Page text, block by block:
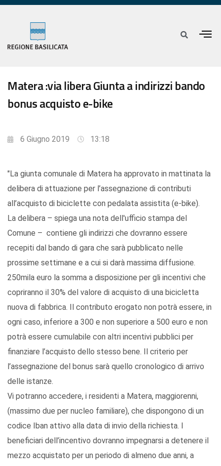
Matera :via libera Giunta a indirizzi bando
bonus acquisto e-bike
6 Giugno 2019 13:18
"La giunta comunale di Matera ha approvato in mattinata la
delibera di attuazione per l’assegnazione di contributi
all’acquisto di biciclette con pedalata assistita (e-bike).
La delibera – spiega una nota dell'ufficio stampa del
Comune – contiene gli indirizzi che dovranno essere
recepiti dal bando di gara che sarà pubblicato nelle
prossime settimane e a cui si darà massima diffusione.
250mila euro la somma a disposizione per gli incentivi che
copriranno il 30% del valore di acquisto di una bicicletta
nuova di fabbrica. Il contributo erogato non potrà essere, in
ogni caso, inferiore a 300 e non superiore a 500 euro e non
potrà essere cumulabile con altri incentivi pubblici per
finanziare l’acquisto dello stesso bene. Il criterio per
l’assegnazione del bonus sarà quello cronologico di arrivo
delle istanze.
Vi potranno accedere, i residenti a Matera, maggiorenni,
(massimo due per nucleo familiare), che dispongono di un
codice Iban attivo alla data di invio della richiesta. I
beneficiari dell’incentivo dovranno impegnarsi a detenere il
mezzo acquistato per un periodo di almeno due anni, a